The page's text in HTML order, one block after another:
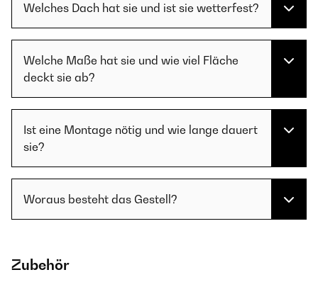
Welches Dach hat sie und ist sie wetterfest?
Welche Maße hat sie und wie viel Fläche
deckt sie ab?
Ist eine Montage nötig und wie lange dauert
sie?
Woraus besteht das Gestell?
Zubehör